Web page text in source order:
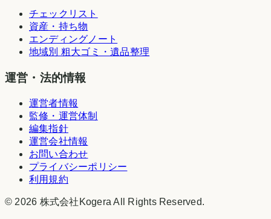
チェックリスト
資産・持ち物
エンディングノート
地域別 粗大ゴミ・遺品整理
運営・法的情報
運営者情報
監修・運営体制
編集指針
運営会社情報
お問い合わせ
プライバシーポリシー
利用規約
© 2026 株式会社Kogera All Rights Reserved.